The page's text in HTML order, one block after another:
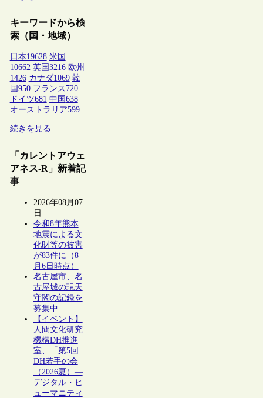
キーワードから検
索（国・地域）
日本19628 米国
10662 英国 3216 欧州
1426 カナダ1069 韓
国 950 フランス 720
ドイツ681 中国 638
オーストラリア599
続きを見る
「カレントアウェ
アネス-R」新着記
事
2026年08月07
日
令和8年熊本
地震による文
化財等の被害
が83件に（8
月6日時点）
名古屋市、名
古屋城の現天
守閣の記録を
募集中
【イベント】
人間文化研究
機構DH推進
室、「第5回
DH若手の会
（2026夏）―
デジタル・ヒ
ューマニティ